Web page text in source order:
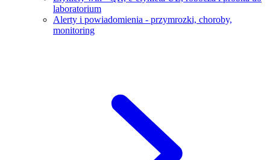
laboratorium
Alerty i powiadomienia - przymrozki, choroby,
monitoring